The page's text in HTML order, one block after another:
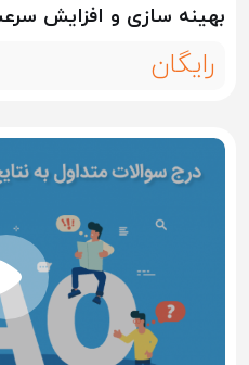
بهینه سازی و افزایش
رایگان